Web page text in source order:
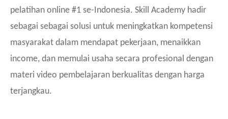
pelatihan online #1 se-Indonesia. Skill Academy hadir
sebagai sebagai solusi untuk meningkatkan kompetensi
masyarakat dalam mendapat pekerjaan, menaikkan
income, dan memulai usaha secara profesional dengan
materi video pembelajaran berkualitas dengan harga
terjangkau.